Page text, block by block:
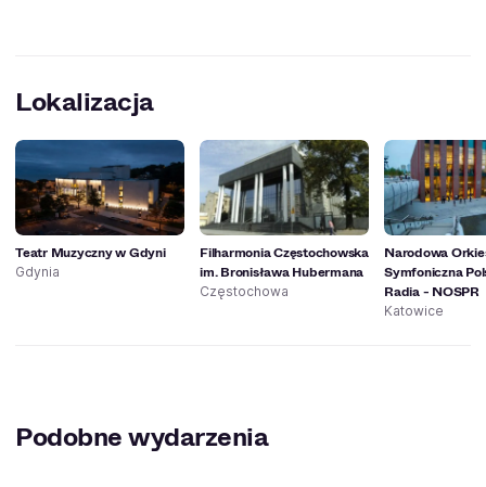
Lokalizacja
Teatr Muzyczny w Gdyni
Gdynia
Filharmonia Częstochowska
im. Bronisława Hubermana
Częstochowa
Narodowa
Symfoniczna
Radia - NOSPR
Katowice
Podobne wydarzenia